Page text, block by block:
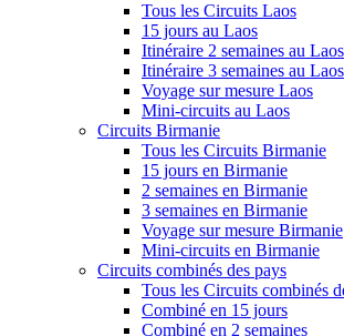
Tous les Circuits Laos
15 jours au Laos
Itinéraire 2 semaines au Laos
Itinéraire 3 semaines au Laos
Voyage sur mesure Laos
Mini-circuits au Laos
Circuits Birmanie
Tous les Circuits Birmanie
15 jours en Birmanie
2 semaines en Birmanie
3 semaines en Birmanie
Voyage sur mesure Birmanie
Mini-circuits en Birmanie
Circuits combinés des pays
Tous les Circuits combinés
Combiné en 15 jours
Combiné en 2 semaines